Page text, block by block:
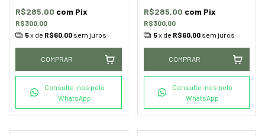
R$300,00
R$285,00 com Pix
5x de R$60,00 sem juros
COMPRAR
Consulte-nos pelo
WhatsApp
R$300,00
R$285,00 com Pix
5x de R$60,00 sem juros
COMPRAR
Consulte-nos pelo
WhatsApp